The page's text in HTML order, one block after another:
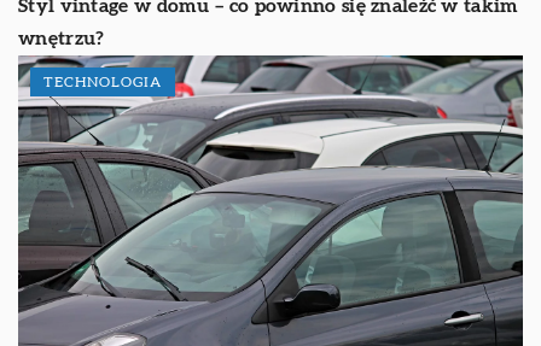
Styl vintage w domu – co powinno się znaleźć w takim
wnętrzu?
TECHNOLOGIA